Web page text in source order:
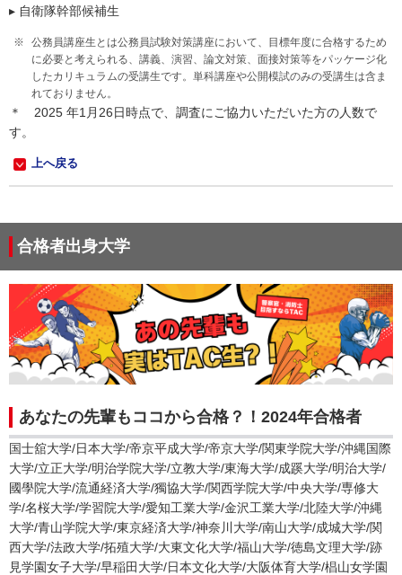
▸ 自衛隊幹部候補生
公務員講座生とは公務員試験対策講座において、目標年度に合格するため
に必要と考えられる、講義、演習、論文対策、面接対策等をパッケージ化
したカリキュラムの受講生です。単科講座や公開模試のみの受講生は含ま
れておりません。
＊ 2025 年1月26日時点で、調査にご協力いただいた方の人数で
す。
上へ戻る
合格者出身大学
あなたの先輩もココから合格？！2024年合格者
国士舘大学/日本大学/帝京平成大学/帝京大学/関東学院大学/沖縄国際
大学/立正大学/明治学院大学/立教大学/東海大学/成蹊大学/明治大学/
國學院大学/流通経済大学/獨協大学/関西学院大学/中央大学/専修大
学/名桜大学/学習院大学/愛知工業大学/金沢工業大学/北陸大学/沖縄
大学/青山学院大学/東京経済大学/神奈川大学/南山大学/成城大学/関
西大学/法政大学/拓殖大学/大東文化大学/福山大学/徳島文理大学/跡
見学園女子大学/早稲田大学/日本文化大学/大阪体育大学/椙山女学園